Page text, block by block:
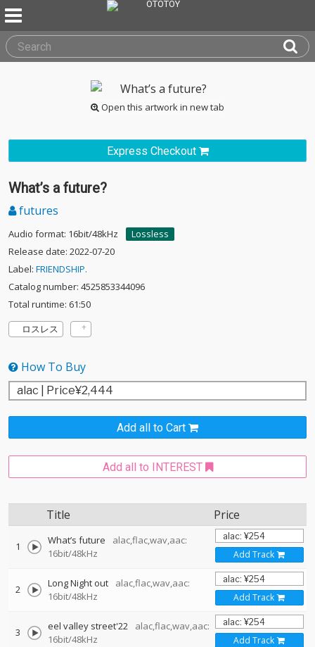
Open this artwork in new tab
Express Checkout
What’s a future?
futures
Audio format: 16bit/48kHz
Lossless
Release date: 2022-07-20
Label: FRIENDSHIP.
Catalog number: 4525853344096
Total runtime: 61:50
ロスレス
How To Buy
Add all to Cart
Add all to INTEREST
Title Price
1 What’s future
alac,flac,wav,aac:
16bit/48kHz
Add Track
2 Long Night out
alac,flac,wav,aac:
16bit/48kHz
Add Track
3 eel valley street'22
alac,flac,wav,aac:
16bit/48kHz
Add Track